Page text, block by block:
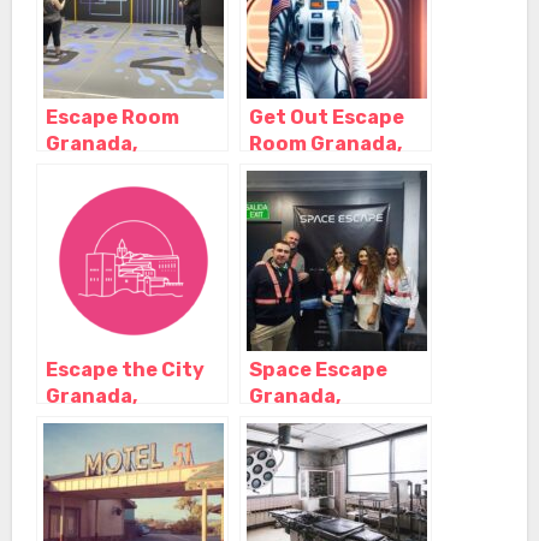
Escape Room
Granada,
MetaGame,
Granada –
Granada
Get Out Escape
Room Granada,
Granada –
Granada
Escape the City
Granada,
Granada –
Granada
Space Escape
Granada,
Granada –
Granada